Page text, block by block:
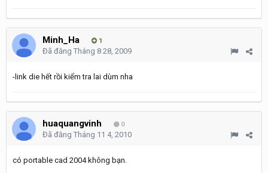
Minh_Ha 1
Đã đăng Tháng 8 28, 2009
-link die hết rồi kiểm tra lai dùm nha
huaquangvinh 0
Đã đăng Tháng 11 4, 2010
có portable cad 2004 không bạn.